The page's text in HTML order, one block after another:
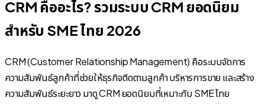
CRM คืออะไร? รวมระบบ CRM ยอดนิยม
สำหรับ SME ไทย 2026
CRM (Customer Relationship Management) คือระบบจัดการ
ความสัมพันธ์ลูกค้าที่ช่วยให้ธุรกิจติดตามลูกค้า บริหารการขาย และสร้าง
ความสัมพันธ์ระยะยาว มาดู CRM ยอดนิยมที่เหมาะกับ SME ไทย